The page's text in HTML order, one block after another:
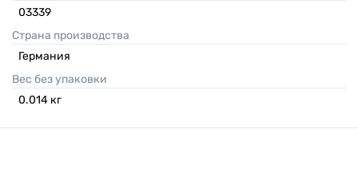
03339
Страна производства
Германия
Вес без упаковки
0.014 кг